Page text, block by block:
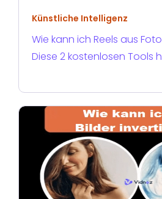
Künstliche Intelligenz
Wie kann ich Reels aus
Diese 2 kostenlosen Tools